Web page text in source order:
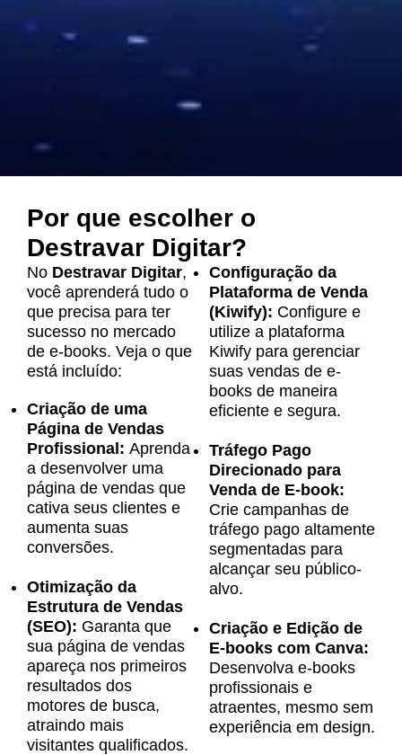
Por que escolher o
Destravar Digitar?
No Destravar Digitar,
você aprenderá tudo o
que precisa para ter
sucesso no mercado
de e-books. Veja o que
está incluído:
Criação de uma
Página de Vendas
Profissional: Aprenda
a desenvolver uma
página de vendas que
cativa seus clientes e
aumenta suas
conversões.
Otimização da
Estrutura de Vendas
(SEO): Garanta que
sua página de vendas
apareça nos primeiros
resultados dos
motores de busca,
atraindo mais
visitantes qualificados.
Configuração da
Plataforma de Venda
(Kiwify): Configure e
utilize a plataforma
Kiwify para gerenciar
suas vendas de e-
books de maneira
eficiente e segura.
Tráfego Pago
Direcionado para
Venda de E-book:
Crie campanhas de
tráfego pago altamente
segmentadas para
alcançar seu público-
alvo.
Criação e Edição de
E-books com Canva:
Desenvolva e-books
profissionais e
atraentes, mesmo sem
experiência em design.